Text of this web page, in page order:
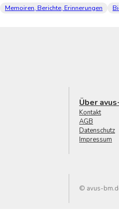
Memoiren, Berichte, Erinnerungen
Über
Kontakt
AGB
Datenschutz
Impressum
© avus-